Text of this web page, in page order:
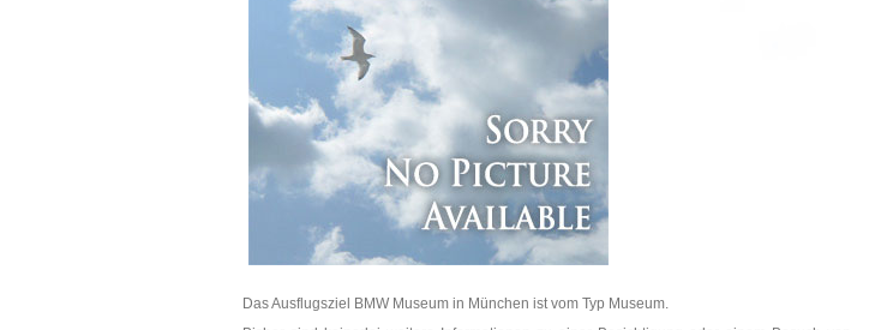
Das Ausflugsziel BMW Museum in München ist vom Typ Museum.